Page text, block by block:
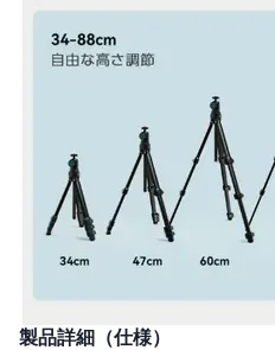
製品詳細（仕様）